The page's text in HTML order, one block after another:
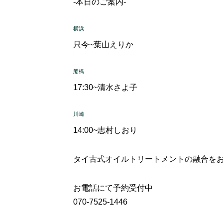
横浜
只今~葉山えりか
船橋
17:30~清水さよ子
川崎
14:00~志村しおり
タイ古式オイルトリートメントの融合を
お電話にて予約受付中
070-7525-1446